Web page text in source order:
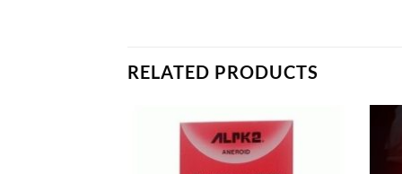
RELATED PRODUCTS